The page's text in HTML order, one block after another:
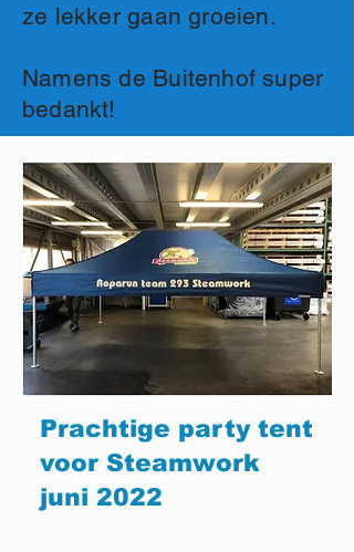
ze lekker gaan groeien.
Namens de Buitenhof super
bedankt!
Prachtige party tent
voor Steamwork
juni 2022